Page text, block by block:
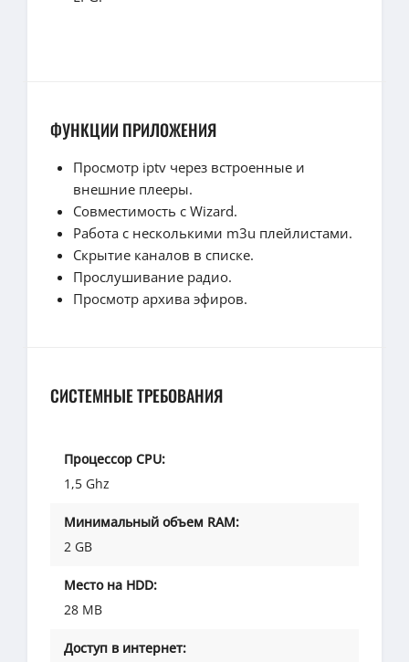
ФУНКЦИИ ПРИЛОЖЕНИЯ
Просмотр iptv через встроенные и
внешние плееры.
Совместимость с Wizard.
Работа с несколькими m3u плейлистами.
Скрытие каналов в списке.
Прослушивание радио.
Просмотр архива эфиров.
СИСТЕМНЫЕ ТРЕБОВАНИЯ
Процессор CPU:
1,5 Ghz
Минимальный объем RAM:
2 GB
Место на HDD:
28 MB
Доступ в интернет: